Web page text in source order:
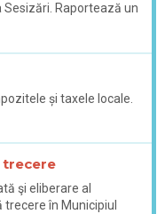
Sesizări. Raportează un
și taxele locale.
trecere
şi eliberare al
în Municipiul